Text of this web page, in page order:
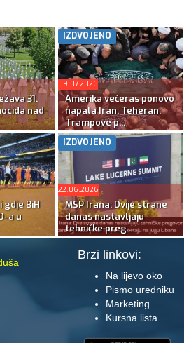
31.
nad
IZDVOJENO
09.07.2026
Amerika večeras ponovo
napala Iran; Teheran:
Trampove p...
gdje BiH
a u
IZDVOJENO
22.06.2026
MSP Irana: Dvije strane
danas nastavljaju
tehničke preg...
Brzi linkovi:
Na lijevo oko
Pismo uredniku
Marketing
Kursna lista